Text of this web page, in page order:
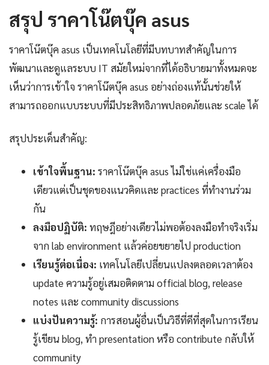
สรุป ราคาโน๊ตบุ๊ค asus
ราคาโน๊ตบุ๊ค asus เป็นเทคโนโลยีที่มีบทบาทสำคัญในการ
พัฒนาและดูแลระบบ IT สมัยใหม่จากที่ได้อธิบายมาทั้งหมดจะ
เห็นว่าการเข้าใจ ราคาโน๊ตบุ๊ค asus อย่างถ่องแท้นั้นช่วยให้
สามารถออกแบบระบบที่มีประสิทธิภาพปลอดภัยและ scale ได้
สรุปประเด็นสำคัญ:
เข้าใจพื้นฐาน: ราคาโน๊ตบุ๊ค asus ไม่ใช่แค่เครื่องมือ
เดียวแต่เป็นชุดของแนวคิดและ practices ที่ทำงานร่วม
กัน
ลงมือปฏิบัติ: ทฤษฎีอย่างเดียวไม่พอต้องลงมือทำจริงเริ่ม
จาก lab environment แล้วค่อยขยายไป production
เรียนรู้ต่อเนื่อง: เทคโนโลยีเปลี่ยนแปลงตลอดเวลาต้อง
update ความรู้อยู่เสมอติดตาม official blog, release
notes และ community discussions
แบ่งปันความรู้: การสอนผู้อื่นเป็นวิธีที่ดีที่สุดในการเรียน
รู้เขียน blog, ทำ presentation หรือ contribute กลับให้
community